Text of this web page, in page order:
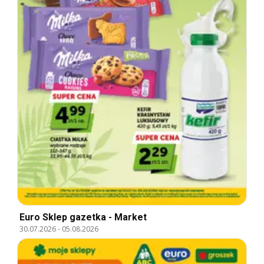
Euro Sklep gazetka - Market
30.07.2026- 05.08.2026